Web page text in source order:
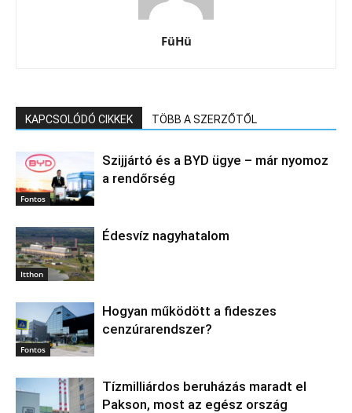
FüHü
KAPCSOLÓDÓ CIKKEK TÖBB A SZERZŐTŐL
Fontos
Szijjártó és a BYD ügye – már nyomoz
a rendőrség
Itthon
Édesvíz nagyhatalom
Fontos
Hogyan működött a fideszes
cenzúrarendszer?
Tízmilliárdos beruházás maradt el
Pakson, most az egész ország